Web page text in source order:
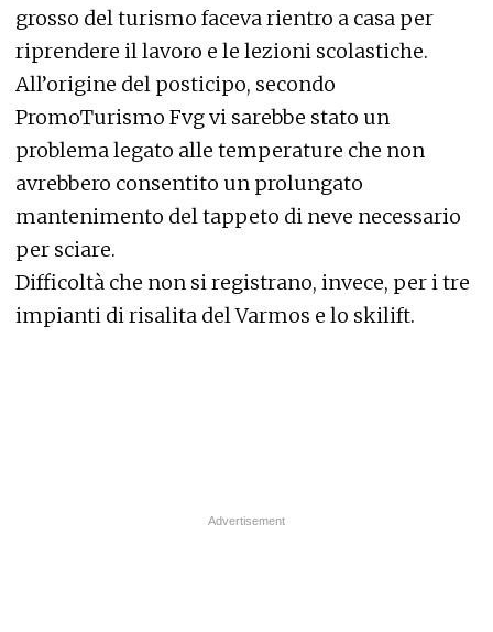
grosso del turismo faceva rientro a casa per
riprendere il lavoro e le lezioni scolastiche.
All’origine del posticipo, secondo
PromoTurismo Fvg vi sarebbe stato un
problema legato alle temperature che non
avrebbero consentito un prolungato
mantenimento del tappeto di neve necessario
per sciare.
Difficoltà che non si registrano, invece, per i tre
impianti di risalita del Varmos e lo skilift.